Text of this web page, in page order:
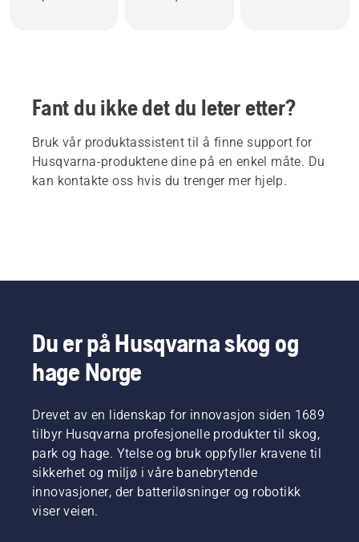
Fant du ikke det du leter etter?
Bruk vår produktassistent til å finne support for
Husqvarna-produktene dine på en enkel måte. Du
kan kontakte oss hvis du trenger mer hjelp.
Du er på Husqvarna skog og
hage Norge
Drevet av en lidenskap for innovasjon siden 1689
tilbyr Husqvarna profesjonelle produkter til skog,
park og hage. Ytelse og bruk oppfyller kravene til
sikkerhet og miljø i våre banebrytende
innovasjoner, der batteriløsninger og robotikk
viser veien.